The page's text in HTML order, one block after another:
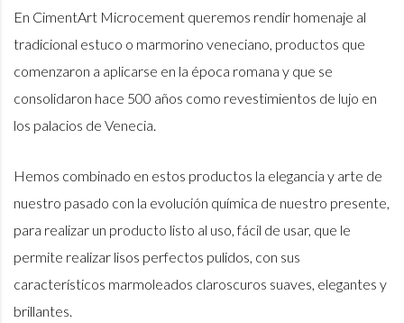
En CimentArt Microcement queremos rendir homenaje al
tradicional estuco o marmorino veneciano, productos que
comenzaron a aplicarse en la época romana y que se
consolidaron hace 500 años como revestimientos de lujo en
los palacios de Venecia.
Hemos combinado en estos productos la elegancia y arte de
nuestro pasado con la evolución química de nuestro presente,
para realizar un producto listo al uso, fácil de usar, que le
permite realizar lisos perfectos pulidos, con sus
característicos marmoleados claroscuros suaves, elegantes y
brillantes.